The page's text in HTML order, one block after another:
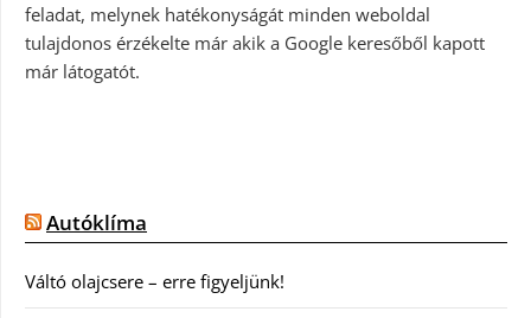
feladat, melynek hatékonyságát minden weboldal
tulajdonos érzékelte már akik a Google keresőből kapott
már látogatót.
Autóklíma
Váltó olajcsere – erre figyeljünk!